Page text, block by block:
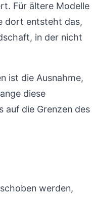
Für ältere Modelle
dort entsteht das,
in der nicht
ist die Ausnahme,
diese
auf die Grenzen des
werden,